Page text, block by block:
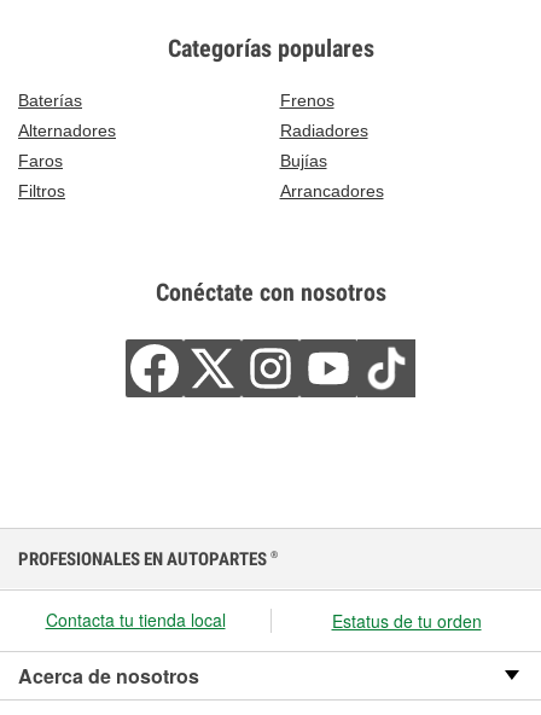
Categorías populares
Baterías
Frenos
Alternadores
Radiadores
Faros
Bujías
Filtros
Arrancadores
Conéctate con nosotros
PROFESIONALES EN AUTOPARTES ®
Contacta tu tienda local Estatus de tu orden
Acerca de nosotros